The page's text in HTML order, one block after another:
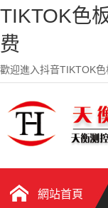
TIKTOK色
费
歡迎進入抖音TIKTOK
網站首頁